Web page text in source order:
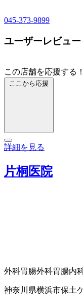
045-373-9899
ユーザーレビュー
この店舗を応援する！
ここから応援
詳細を見る
片桐医院
外科胃腸外科胃腸内
神奈川県横浜市保土